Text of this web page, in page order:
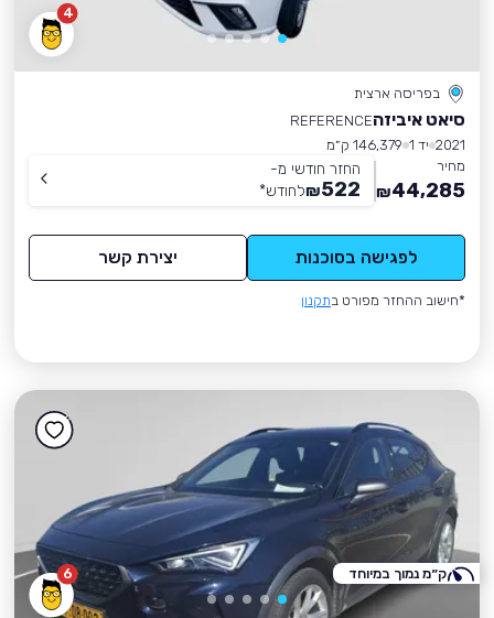
4
בפריסה ארצית
סיאט איביזהREFERENCE
2021 יד 1
146,379 ק״מ
מחיר
44,285
₪
החזר חודשי מ-
522
₪לחודש*
לפגישה בסוכנות יצירת קשר
*חישוב ההחזר מפורט בתקנון
6 ק״מ נמוך במיוחד